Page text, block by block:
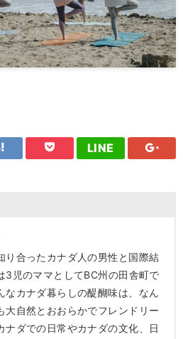
LINE
り合ったカナダ人の男性と国際結
3児のママとしてBC州の田舎町で
なカナダ暮らしの醍醐味は、なん
大自然とおおらかでフレンドリー
ナダでの日常やカナダの文化、日